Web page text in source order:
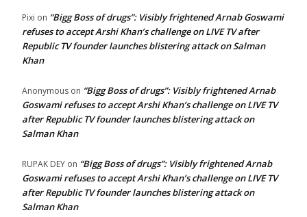
Pixi on “Bigg Boss of drugs”: Visibly frightened Arnab Goswami
refuses to accept Arshi Khan’s challenge on LIVE TV after
Republic TV founder launches blistering attack on Salman
Khan
Anonymous on “Bigg Boss of drugs”: Visibly frightened Arnab
Goswami refuses to accept Arshi Khan’s challenge on LIVE TV
after Republic TV founder launches blistering attack on
Salman Khan
RUPAK DEY on “Bigg Boss of drugs”: Visibly frightened Arnab
Goswami refuses to accept Arshi Khan’s challenge on LIVE TV
after Republic TV founder launches blistering attack on
Salman Khan